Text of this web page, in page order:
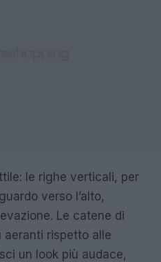
le righe verticali, per
verso l’alto,
Le catene di
rispetto alle
un look più audace,